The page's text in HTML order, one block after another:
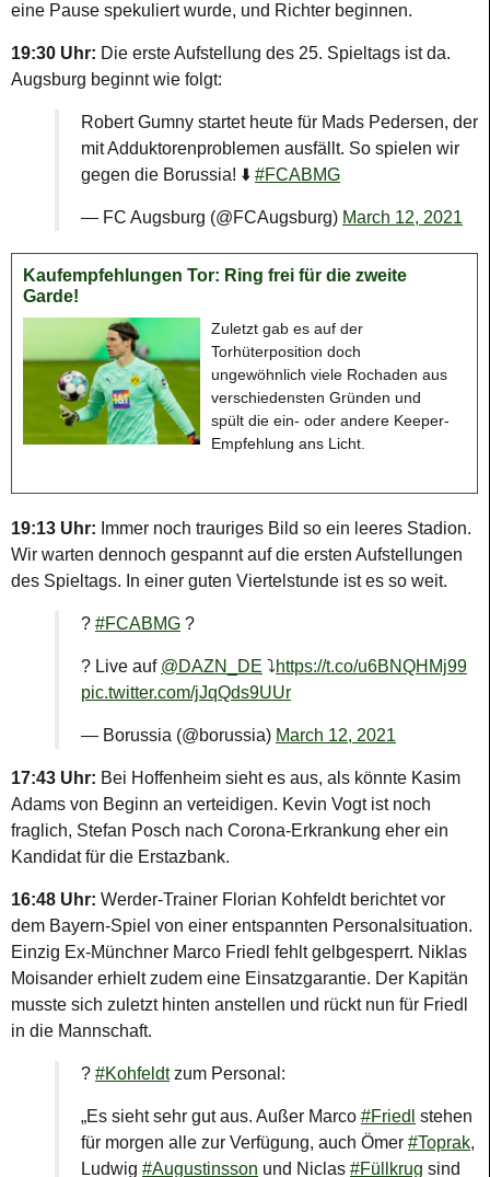
eine Pause spekuliert wurde, und Richter beginnen.
19:30 Uhr: Die erste Aufstellung des 25. Spieltags ist da.
Augsburg beginnt wie folgt:
Robert Gumny startet heute für Mads Pedersen, der
mit Adduktorenproblemen ausfällt. So spielen wir
gegen die Borussia! ⬇️ #FCABMG
— FC Augsburg (@FCAugsburg) March 12, 2021
Kaufempfehlungen Tor: Ring frei für die zweite
Garde!
Zuletzt gab es auf der
Torhüterposition doch
ungewöhnlich viele Rochaden aus
verschiedensten Gründen und
spült die ein- oder andere Keeper-
Empfehlung ans Licht.
19:13 Uhr: Immer noch trauriges Bild so ein leeres Stadion.
Wir warten dennoch gespannt auf die ersten Aufstellungen
des Spieltags. In einer guten Viertelstunde ist es so weit.
? #FCABMG ?
? Live auf @DAZN_DE ⤵️https://t.co/u6BNQHMj99
pic.twitter.com/jJqQds9UUr
— Borussia (@borussia) March 12, 2021
17:43 Uhr: Bei Hoffenheim sieht es aus, als könnte Kasim
Adams von Beginn an verteidigen. Kevin Vogt ist noch
fraglich, Stefan Posch nach Corona-Erkrankung eher ein
Kandidat für die Erstazbank.
16:48 Uhr: Werder-Trainer Florian Kohfeldt berichtet vor
dem Bayern-Spiel von einer entspannten Personalsituation.
Einzig Ex-Münchner Marco Friedl fehlt gelbgesperrt. Niklas
Moisander erhielt zudem eine Einsatzgarantie. Der Kapitän
musste sich zuletzt hinten anstellen und rückt nun für Friedl
in die Mannschaft.
?️ #Kohfeldtzum Personal:
„Es sieht sehr gut aus. Außer Marco #Friedl stehen
für morgen alle zur Verfügung, auch Ömer #Toprak,
Ludwig #Augustinsson und Niclas #Füllkrug sind